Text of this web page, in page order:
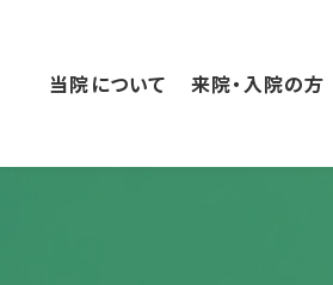
ペ
ー
当院について 来院・入院の方